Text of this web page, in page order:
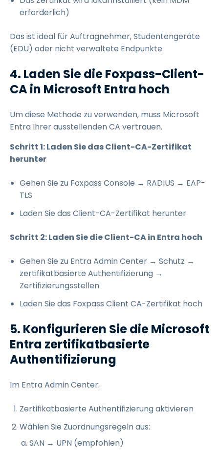
erforderlich)
Das ist ideal für Auftragnehmer, Studentengeräte
(EDU) oder nicht verwaltete Endpunkte.
4. Laden Sie die Foxpass-Client-
CA in Microsoft Entra hoch
Um diese Methode zu verwenden, muss Microsoft
Entra Ihrer ausstellenden CA vertrauen.
Schritt 1: Laden Sie das Client-CA-Zertifikat
herunter
Gehen Sie zu Foxpass Console → RADIUS → EAP-
TLS
Laden Sie das Client-CA-Zertifikat herunter
Schritt 2: Laden Sie die Client-CA in Entra hoch
Gehen Sie zu Entra Admin Center → Schutz →
zertifikatbasierte Authentifizierung →
Zertifizierungsstellen
Laden Sie das Foxpass Client CA-Zertifikat hoch
5. Konfigurieren Sie die Microsoft
Entra zertifikatbasierte
Authentifizierung
Im Entra Admin Center:
Zertifikatbasierte Authentifizierung aktivieren
Wählen Sie Zuordnungsregeln aus:
SAN → UPN (empfohlen)